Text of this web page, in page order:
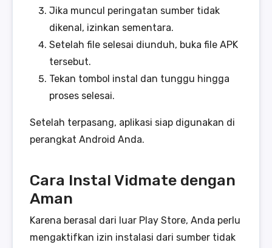
Jika muncul peringatan sumber tidak
dikenal, izinkan sementara.
Setelah file selesai diunduh, buka file APK
tersebut.
Tekan tombol instal dan tunggu hingga
proses selesai.
Setelah terpasang, aplikasi siap digunakan di
perangkat Android Anda.
Cara Instal Vidmate dengan
Aman
Karena berasal dari luar Play Store, Anda perlu
mengaktifkan izin instalasi dari sumber tidak